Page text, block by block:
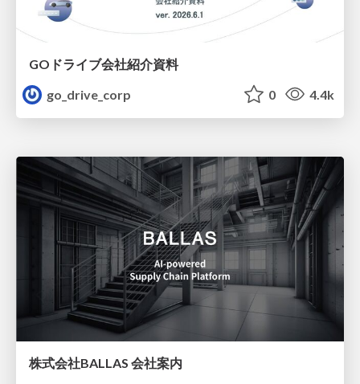
GOドライブ会社紹介資料
go_drive_corp
0 4.4k
株式会社BALLAS 会社案内